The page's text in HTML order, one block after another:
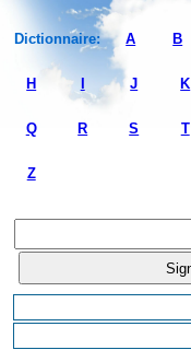
Dictionnaire: A B
H J K
Q R S T
Z